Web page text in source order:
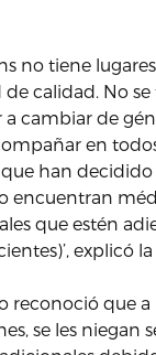
no tiene
de calidad. No
cambiar de
en
han decidido
encuentran
que estén
explicó
reconoció que a
se les niegan